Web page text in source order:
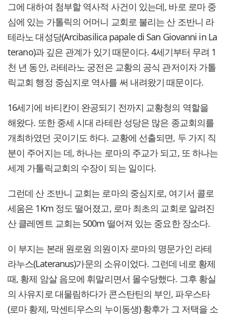
그에 대하여 첨부할 역사적 사건이 있는데, 바로 로마 중
심에 있는 가톨릭의 어머니 교회로 불리는 산 조반니 라
테라노 대성당(Arcibasilica papale di San Giovanni in La
terano)과 깊은 관계가 있기 때문이다. 4세기부터 무려 1
천 년 동안, 라테라노 궁전은 교황의 공식 관저이자 가톨
릭교회 행정 중심지로 역사를 써 내려왔기 때문이다.
16세기에 바티칸이 완공되기 전까지 교황청의 역할을
해왔다. 또한 중세 시대 라테란 성당은 많은 종교회의를
개최하였던 곳이기도 하다. 교황에 선출되면, 두 가지 직
분이 주어지는 데, 하나는 로마의 주교가 되고, 또 하나는
세계 가톨릭교회의 수장이 되는 일이다.
그런데 산 조반니 교회는 로마의 중심지로, 여기서 콜로
세움은 1Km 정도 떨어졌고, 로마 최초의 교회로 알려진
산 클레멘트 교회는 500m 떨어져 있는 중요한 장소다.
이 부지는 본래 원로원 의원이자 로마의 명문가인 라테
라누스(Lateranus)가문의 소유이었다. 그런데 네로 황제
때, 황제 암살 음모에 휘말리면서 몰수당했다. 그후 황실
의 사유지로 대물림하다가 콘스탄틴의 부인, 파우스타
(로마 황제, 막센티우스의 누이동생) 황후가 그 저택을 소